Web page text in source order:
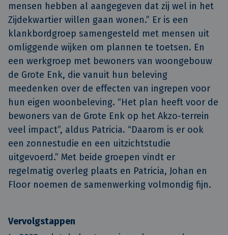
mensen hebben al aangegeven dat zij wel in het
Zijdekwartier willen gaan wonen.” Er is een
klankbordgroep samengesteld met mensen uit
omliggende wijken om plannen te toetsen. En
een werkgroep met bewoners van woongebouw
de Grote Enk, die vanuit hun beleving
meedenken over de effecten van ingrepen voor
hun eigen woonbeleving. “Het plan heeft voor de
bewoners van de Grote Enk op het Akzo-terrein
veel impact”, aldus Patricia. “Daarom is er ook
een zonnestudie en een uitzichtstudie
uitgevoerd.” Met beide groepen vindt er
regelmatig overleg plaats en Patricia, Johan en
Floor noemen de samenwerking volmondig fijn.
Vervolgstappen